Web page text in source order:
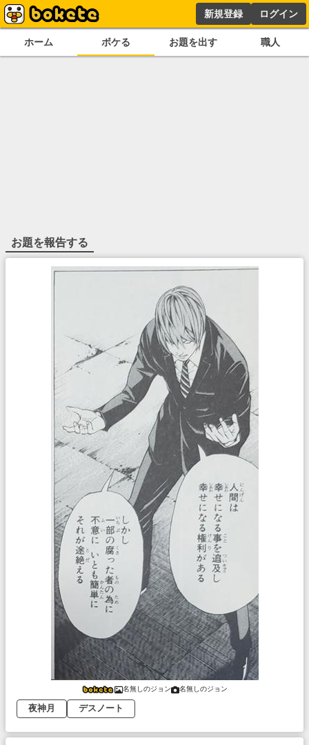
新規登録 ログイン
ホーム ボケる お題を出す 職人
お題を報告する
名無しのジョン 名無しのジョン
夜神月 デスノート